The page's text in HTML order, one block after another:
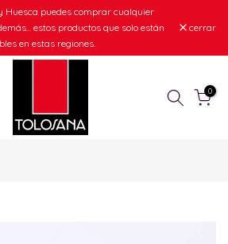
Huesca puedes comprar cualquier
estos productos que solo están
en estas regiones.
cerrar
0